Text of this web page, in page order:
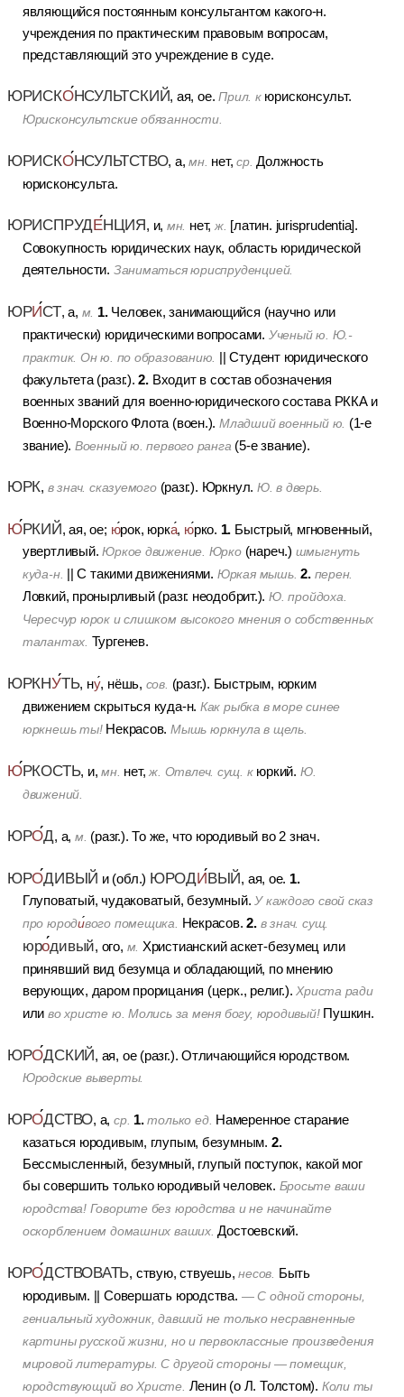
являющийся постоянным консультантом какого-н.
учреждения по практическим правовым вопросам,
представляющий это учреждение в суде.
ЮРИСКОНСУЛЬТСКИЙ, ая, ое.Прил. кюрисконсульт.
Юрисконсультские обязанности.
ЮРИСКОНСУЛЬТСТВО, а,мн. нет,ср. Должность
юрисконсульта.
ЮРИСПРУДЕНЦИЯ, и, мн. нет, ж. [латин. jurisprudentia].
Совокупность юридических наук, область юридической
деятельности. Заниматься юриспруденцией.
ЮРИСТ, а, м. 1. Человек, занимающийся (научно или
практически) юридическими вопросами. Ученый ю. Ю.-
практик. Он ю. по образованию.
||Студент юридического
факультета (разг.). 2. Входит в состав обозначения
военных званий для военно-юридического состава РККА и
Военно-Морского Флота (воен.). Младший военный ю. (1-е
звание). Военный ю. первого ранга (5-е звание).
ЮРК, в знач. сказуемого(разг.). Юркнул. Ю. в дверь.
ЮРКИЙ, ая, ое; юрок, юрка, юрко. 1. Быстрый, мгновенный,
увертливый. Юркое движение. Юрко(нареч.) шмыгнуть
куда-н.
||С такими движениями. Юркая мышь. 2. перен.
Ловкий, пронырливый (разг. неодобрит.). Ю. пройдоха.
Чересчур юрок и слишком высокого мнения о собственных
талантах. Тургенев.
ЮРКНУТЬ, ну, нёшь, сов. (разг.). Быстрым, юрким
движением скрыться куда-н. Как рыбка в море синее
юркнешь ты!Некрасов.Мышь юркнула в щель.
ЮРКОСТЬ, и,мн. нет,ж. Отвлеч. сущ. кюркий. Ю.
движений.
ЮРОД, а, м. (разг.).То же, что юродивый во 2 знач.
ЮРОДИВЫЙ и (обл.) ЮРОДИВЫЙ, ая, ое. 1.
Глуповатый, чудаковатый, безумный. У каждого свой сказ
про юродивого помещика. Некрасов. 2. в знач. сущ.
юродивый, ого, м. Христианский аскет-безумец или
принявший вид безумца и обладающий, по мнению
верующих, даром прорицания (церк., религ.). Христа ради
или во христе ю. Молись за меня богу, юродивый!Пушкин.
ЮРОДСКИЙ, ая, ое (разг.).Отличающийся юродством.
Юродские выверты.
ЮРОДСТВО, а,ср. 1. только ед. Намеренное старание
казаться юродивым, глупым, безумным. 2.
Бессмысленный, безумный, глупый поступок, какой мог
бы совершить только юродивый человек. Бросьте ваши
юродства! Говорите без юродства и не начинайте
оскорблением домашних ваших. Достоевский.
ЮРОДСТВОВАТЬ, ствую, ствуешь,несов.
Быть
юродивым. ||Совершать юродства. — С одной стороны,
гениальный художник, давший не только несравненные
картины русской жизни, но и первоклассные произведения
мировой литературы. С другой стороны — помещик,
юродствующий во Христе. Ленин (о Л. Толстом). Коли ты